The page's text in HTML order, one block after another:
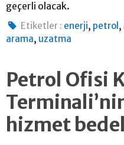
geçerli olacak.
Etiketler : enerji, petrol ,
arama, uzatma
Petrol Ofisi
hizmet